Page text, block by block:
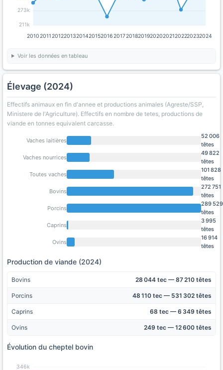
211k
273k
201020112012201320142015201620172018201920202021202220232024
Voir les données en tableau
Élevage (2024)
Effectifs animaux en fin d'annee et productions animales (Agreste/SSP,
Ministere de l'Agriculture). Effectifs en nombre de tetes, productions de
viande en tonnes equivalent carcasse.
Vaches laitières
52 006
têtes
Vaches nourrices
49 822
têtes
Toutes vaches
101 828
têtes
Bovins
272 751
têtes
Porcins
289 529
têtes
Caprins
3 995
têtes
Ovins
16 914
têtes
Production de viande (2024)
Bovins 28 044 tec — 87 210 têtes
Porcins 48 110 tec — 531 302 têtes
Caprins 68 tec — 6 349 têtes
Ovins 249 tec — 12 600 têtes
Évolution du cheptel bovin
346k